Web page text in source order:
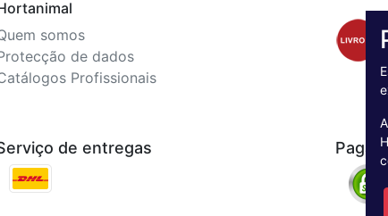
somos
de dados
Profissionais
de entregas